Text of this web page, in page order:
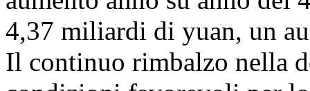
4,37 miliardi di yuan, un
Il continuo rimbalzo nella